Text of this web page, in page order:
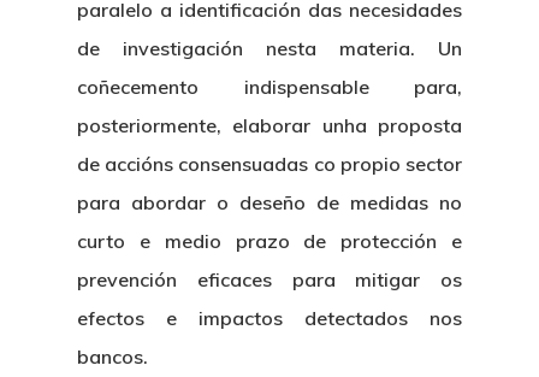
paralelo a identificación das necesidades
de investigación nesta materia. Un
coñecemento indispensable para,
posteriormente, elaborar unha proposta
de accións consensuadas co propio sector
para abordar o deseño de medidas no
curto e medio prazo de protección e
prevención eficaces para mitigar os
efectos e impactos detectados nos
bancos.